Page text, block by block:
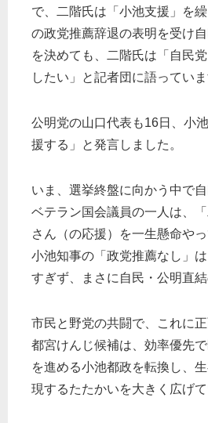
で、二階氏は「小池支援」を
の政党推薦辞退の表明を受け自
を決めても、二階氏は「自民
したい」と記者団に語っていま
公明党の山口代表も16日、小
援する」と発言しました。
いま、選挙終盤に向かう中で
ベテラン国会議員の一人は、
さん（の応援）を一生懸命やっ
小池知事の「政党推薦なし」
すぎず、まさに自民・公明直結
市民と野党の共闘で、これに
都宮けんじ候補は、効率優先
を進める小池都政を転換し、
現するたたかいを大きく広げて